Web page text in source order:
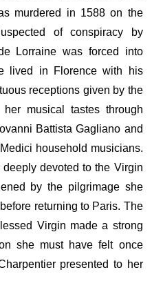
murdered in 1588 on the
of conspiracy by
Lorraine was forced into
lived in Florence with his
receptions given by the
musical tastes through
Battista Gagliano and
household musicians.
devoted to the Virgin
by the pilgrimage she
returning to Paris. The
Virgin made a strong
she must have felt once
presented to her